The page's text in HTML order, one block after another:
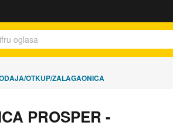
OTKUP/ZALAGAONICA
PROSPER -